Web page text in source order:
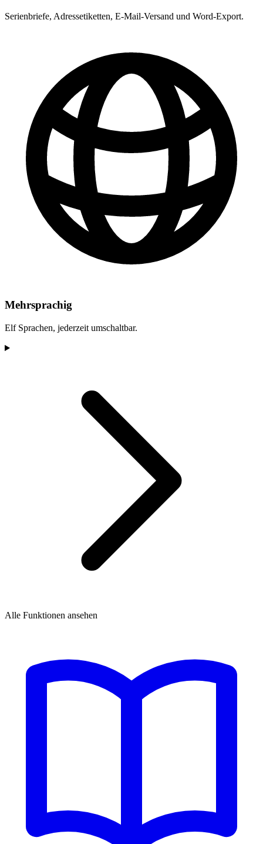
Serienbriefe, Adressetiketten, E-Mail-Versand und Word-Export.
Mehrsprachig
Elf Sprachen, jederzeit umschaltbar.
Alle Funktionen ansehen